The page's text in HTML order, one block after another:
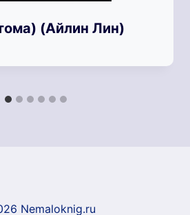
(Айлин Лин)
Nemaloknig.ru